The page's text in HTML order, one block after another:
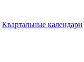
Квартальные календари